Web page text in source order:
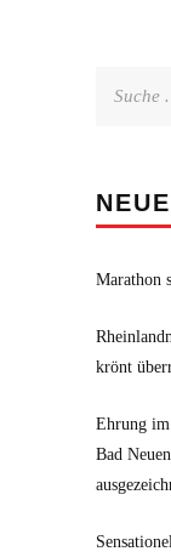
Marathon
krönt
Ehrung
Bad